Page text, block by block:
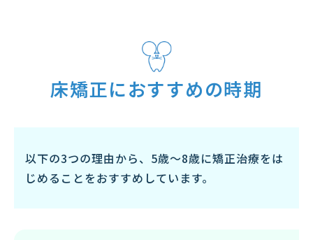
床矯正におすすめの時期
以下の3つの理由から、5歳～8歳に矯正治療をは
じめることをおすすめしています。